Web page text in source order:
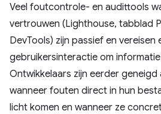
Veel foutcontrole- en audittools
vertrouwen (Lighthouse, tabblad
DevTools) zijn passief en vereisen
gebruikersinteractie om
Ontwikkelaars zijn eerder
wanneer fouten direct in hun
licht komen en wanneer ze